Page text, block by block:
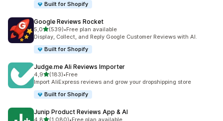
Built for Shopify
Google Reviews Rocket
5,0/ 5 tähteä
(539)
539 arvostelua yhteensä
•Free plan available
Display, Collect, and Reply Google Customer Reviews with AI.
Built for Shopify
Judge.me Ali Reviews Importer
4,9/ 5 tähteä
(183)
183 arvostelua yhteensä
•Free
Import AliExpress reviews and grow your dropshipping store
Built for Shopify
Junip Product Reviews App & AI
4,8/ 5 tähteä
(1 080)•Free plan available